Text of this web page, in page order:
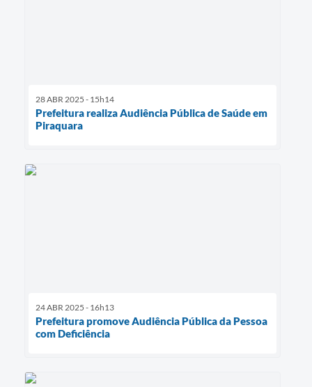
28 ABR 2025 - 15h14
Prefeitura realiza Audiência Pública de Saúde em
Piraquara
24 ABR 2025 - 16h13
Prefeitura promove Audiência Pública da Pessoa
com Deficiência